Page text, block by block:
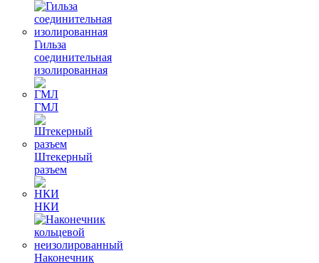
Гильза
соединительная
изолированная
ГМЛ
Штекерный
разъем
НКИ
Наконечник